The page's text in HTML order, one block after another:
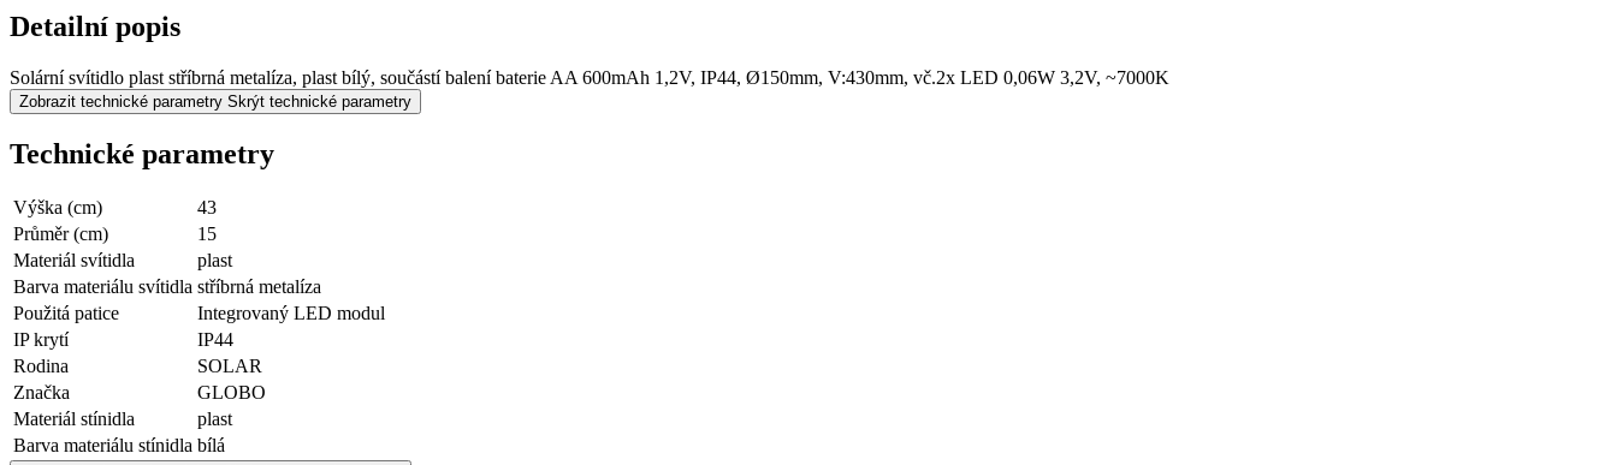
Detailní popis
Solární svítidlo plast stříbrná metalíza, plast bílý, součástí balení baterie AA 600mAh 1,2V, IP44, Ø150mm, V:430mm, vč.2x LED 0,06W 3,2V, ~7000K
Zobrazit technické parametry Skrýt technické parametry
Technické parametry
Výška (cm)
43
Průměr (cm)
15
Materiál svítidla
plast
Barva materiálu svítidla stříbrná metalíza
Použitá patice
Integrovaný LED modul
IP krytí
IP44
Rodina
SOLAR
Značka
GLOBO
Materiál stínidla
plast
Barva materiálu stínidla bílá